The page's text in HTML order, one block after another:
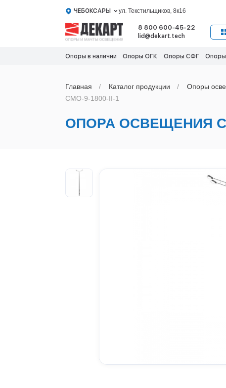
ЧЕБОКСАРЫ ул. Текстильщиков, 8к16
8 800 600-45-22
lid@dekart.tech
Опоры в наличии Опоры ОГК Опоры СФГ
Главная Каталог продукции Oпоры
СМО-9-1800-II-1
ОПОРА ОСВЕЩЕНИЯ